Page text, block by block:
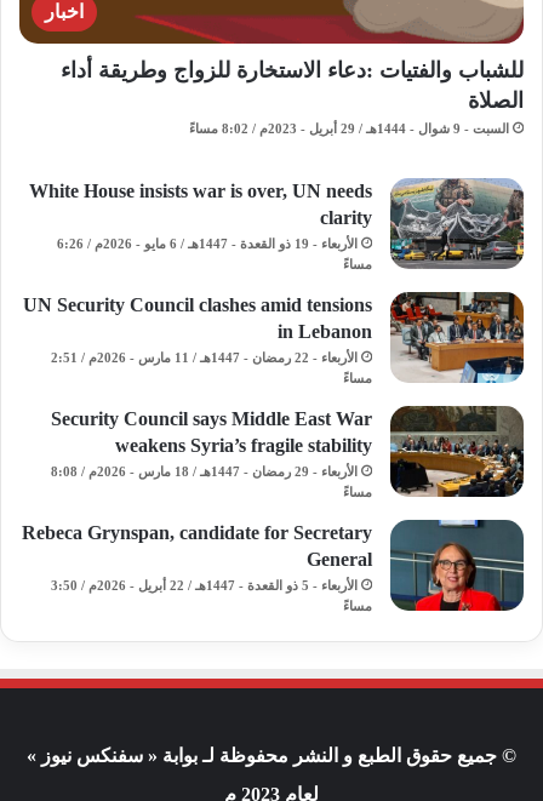
اخبار
للشباب والفتيات :دعاء الاستخارة للزواج وطريقة أداء
الصلاة
السبت - 9 شوال - 1444هـ / 29 أبريل - 2023م / 8:02 مساءً
White House insists war is over, UN needs
clarity
الأربعاء - 19 ذو القعدة - 1447هـ / 6 مايو - 2026م / 6:26
مساءً
UN Security Council clashes amid tensions
in Lebanon
الأربعاء - 22 رمضان - 1447هـ / 11 مارس - 2026م / 2:51
مساءً
Security Council says Middle East War
weakens Syria’s fragile stability
الأربعاء - 29 رمضان - 1447هـ / 18 مارس - 2026م / 8:08
مساءً
Rebeca Grynspan, candidate for Secretary
General
الأربعاء - 5 ذو القعدة - 1447هـ / 22 أبريل - 2026م / 3:50
مساءً
© جميع حقوق الطبع و النشر محفوظة لـ بوابة « سفنكس نيوز »
لعام 2023 م